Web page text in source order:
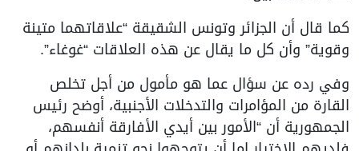
كما قال أن الجزائر وتونس الشقيقة “علاقاتهما متينة
وقوية” وأن كل ما يقال عن هذه العلاقات “غوغاء”.
وفي رده عن سؤال عما هو مأمول من أجل تخلص
القارة من المؤامرات والتدخلات الأجنبية، أوضح رئيس
الجمهورية أن “الأمور بين أيدي الأفارقة أنفسهم،